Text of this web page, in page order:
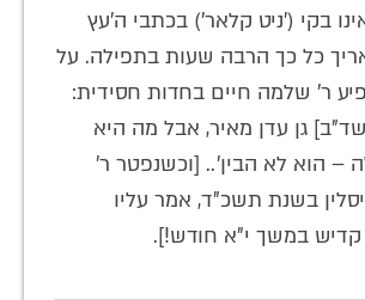
בקי ('ניט קלאר') בכתבי ה'עץ
כל כך הרבה שעות בתפילה. על
ר' שלמה חיים בחדות חסידית:
גן עדן מאיר, אבל מה היא
– הוא לא הבין'.. [וכשנפטר ר'
בשנת תשכ"ד, אמר עליו
במשך י"א חודש!].